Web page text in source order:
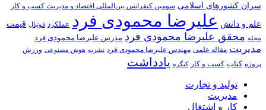
سران کشورهای اسلامی سومین کنفرانس بین‌المللی اقتصاد و مدیریت کسب و کار
علم و دانش علیرضا محمودی فرد عملکرد فوتبال قیمت
مجله محقق علیرضا محمودی فرد مدرس علیرضا محمودی فرد
مدیریت مقاله علمی مهندس علیرضا محمودی فرد نشریه هوش مصنوعی ورزش
پروژه کتاب کسب و کار کنگره یادداشت
تولید و تجارت
مدیریت
کار و اشتغال